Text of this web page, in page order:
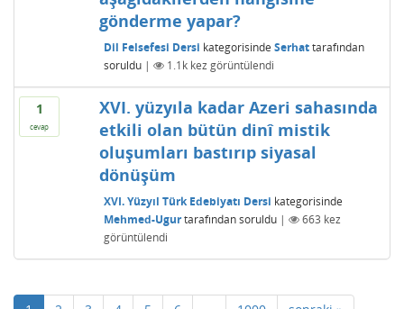
gönderme yapar?
Dil Felsefesi Dersi kategorisinde Serhat tarafından
soruldu | 1.1kkez görüntülendi
1
cevap
XVI. yüzyıla kadar Azeri sahasında
etkili olan bütün dinî mistik
oluşumları bastırıp siyasal
dönüşüm
XVI. Yüzyıl Türk Edebiyatı Dersi kategorisinde
Mehmed-Ugur tarafından soruldu | 663 kez
görüntülendi